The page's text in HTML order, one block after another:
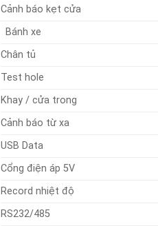
Cảnh báo kẹt cửa
Bánh xe
Chân tủ
Test hole
Khay / cửa trong
Cảnh báo từ xa
USB Data
Cổng điện áp 5V
Record nhiệt độ
RS232/485